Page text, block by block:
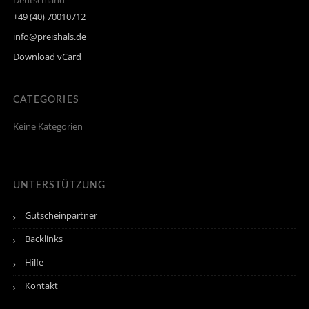
+49 (40) 70010712
info@preishals.de
Download vCard
CATEGORIES
Keine Kategorien
UNTERSTÜTZUNG
Gutscheinpartner
Backlinks
Hilfe
Kontakt